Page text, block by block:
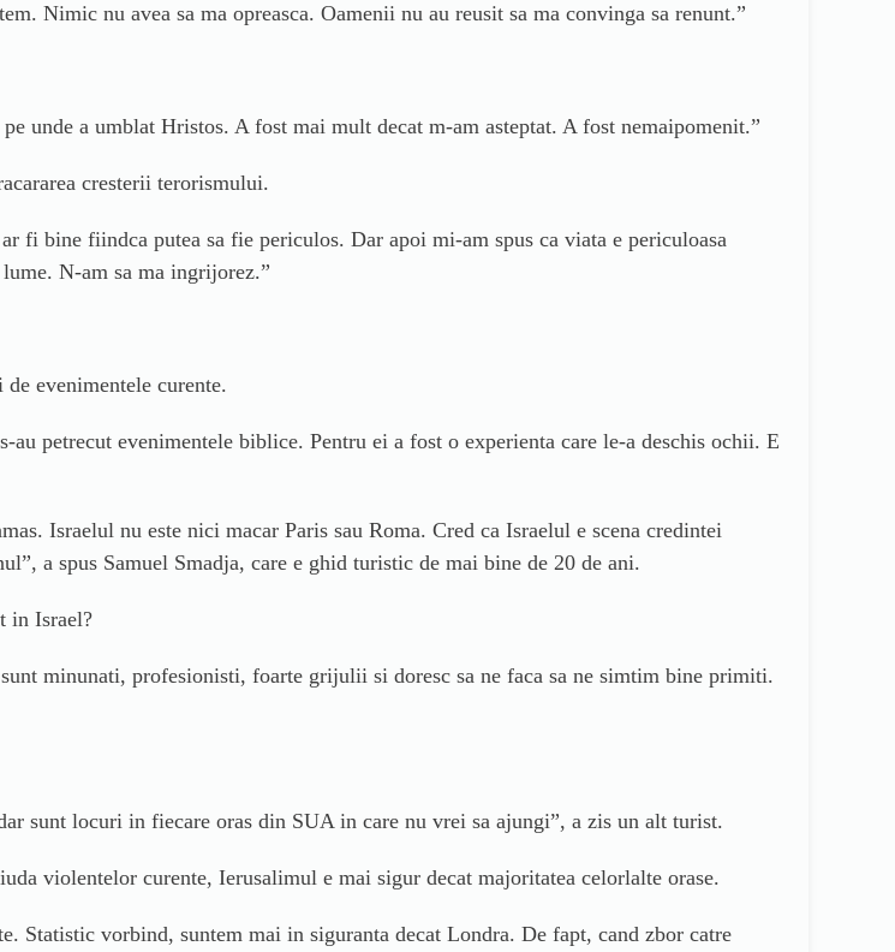
Nimic nu avea sa ma opreasca. Oamenii nu au reusit sa ma convinga sa renunt.”
unde a umblat Hristos. A fost mai mult decat m-am asteptat. A fost nemaipomenit.”
cresterii terorismului.
fi bine fiindca putea sa fie periculos. Dar apoi mi-am spus ca viata e periculoasa
N-am sa ma ingrijorez.”
evenimentele curente.
petrecut evenimentele biblice. Pentru ei a fost o experienta care le-a deschis ochii. E
Israelul nu este nici macar Paris sau Roma. Cred ca Israelul e scena credintei
a spus Samuel Smadja, care e ghid turistic de mai bine de 20 de ani.
in Israel?
minunati, profesionisti, foarte grijulii si doresc sa ne faca sa ne simtim bine primiti.
sunt locuri in fiecare oras din SUA in care nu vrei sa ajungi”, a zis un alt turist.
violentelor curente, Ierusalimul e mai sigur decat majoritatea celorlalte orase.
Statistic vorbind, suntem mai in siguranta decat Londra. De fapt, cand zbor catre